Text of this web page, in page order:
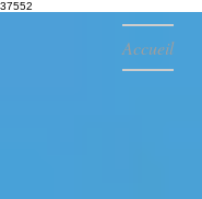
37552
Accueil